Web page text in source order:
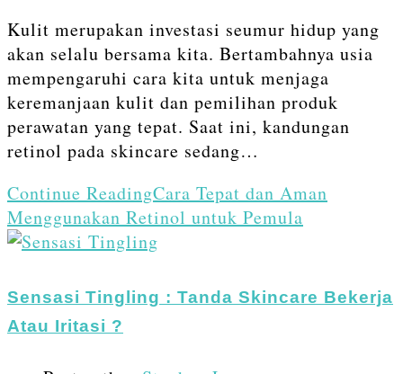
Kulit merupakan investasi seumur hidup yang
akan selalu bersama kita. Bertambahnya usia
mempengaruhi cara kita untuk menjaga
keremanjaan kulit dan pemilihan produk
perawatan yang tepat. Saat ini, kandungan
retinol pada skincare sedang…
Continue ReadingCara Tepat dan Aman
Menggunakan Retinol untuk Pemula
Sensasi Tingling : Tanda Skincare Bekerja
Atau Iritasi ?